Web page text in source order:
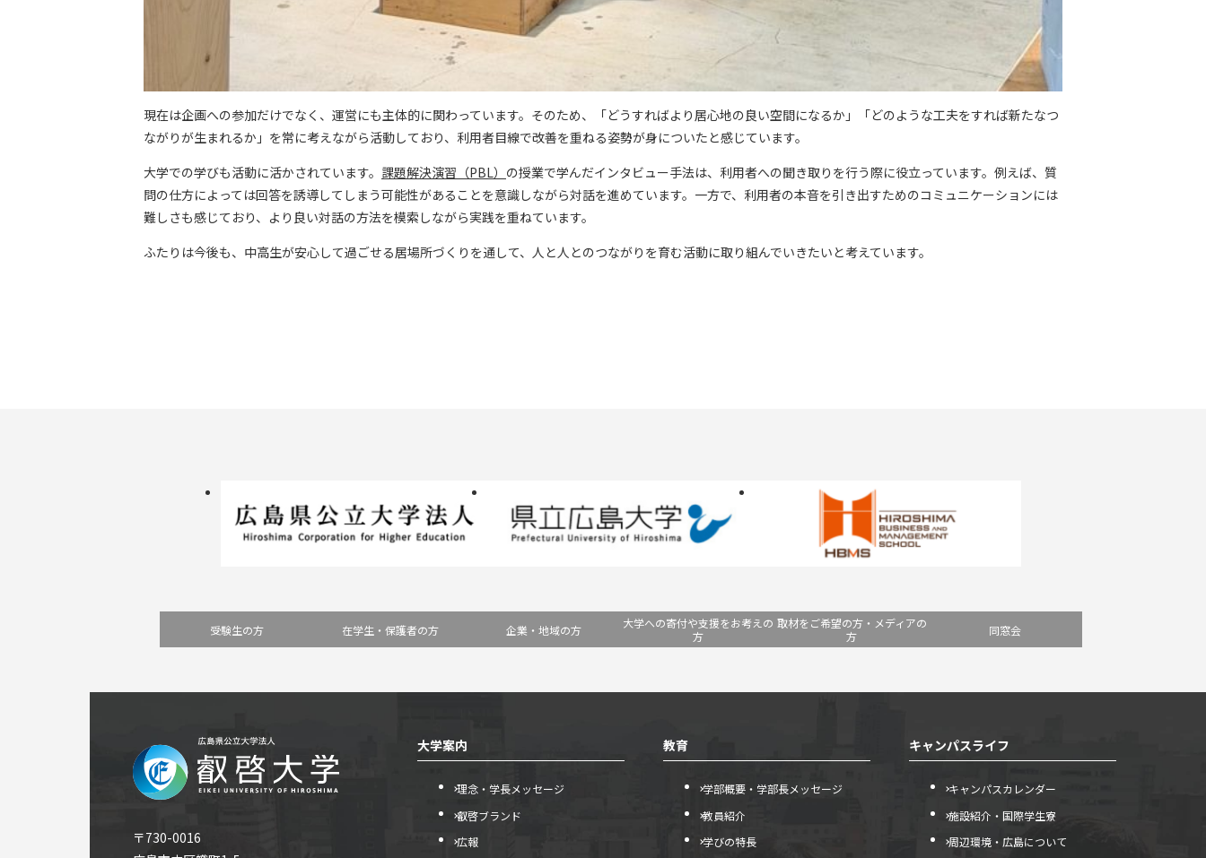
現在は企画への参加だけでなく、運営にも主体的に関わっています。そのため、「どうすればより居心地の良い空間になるか」「どのような工夫をすれば新たなつ
ながりが生まれるか」を常に考えながら活動しており、利用者目線で改善を重ねる姿勢が身についたと感じています。
大学での学びも活動に活かされています。 課題解決演習（PBL） の授業で学んだインタビュー手法は、利用者への聞き取りを行う際に役立っています。例えば、質
問の仕方によっては回答を誘導してしまう可能性があることを意識しながら対話を進めています。一方で、利用者の本音を引き出すためのコミュニケーションには
難しさも感じており、より良い対話の方法を模索しながら実践を重ねています。
ふたりは今後も、中高生が安心して過ごせる居場所づくりを通して、人と人とのつながりを育む活動に取り組んでいきたいと考えています。
受験生の方 在学生・保護者の方 企業・地域の方
大学への寄付や支援をお考えの
方
取材をご希望の方・メディアの
方
同窓会
〒730-0016
大学案内
理念・学長メッセージ
叡啓ブランド
広報
教育
学部概要・学部長メッセージ
教員紹介
学びの特長
キャンパスライフ
キャンパスカレンダー
施設紹介・国際学生寮
周辺環境・広島について